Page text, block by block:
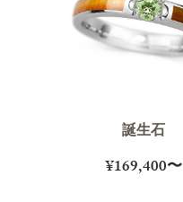
誕生石
¥169,400〜